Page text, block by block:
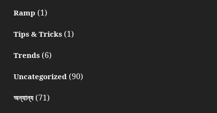
Ramp (1)
Tips & Tricks(1)
Trends(6)
Uncategorized(90)
অন্যান্য(71)